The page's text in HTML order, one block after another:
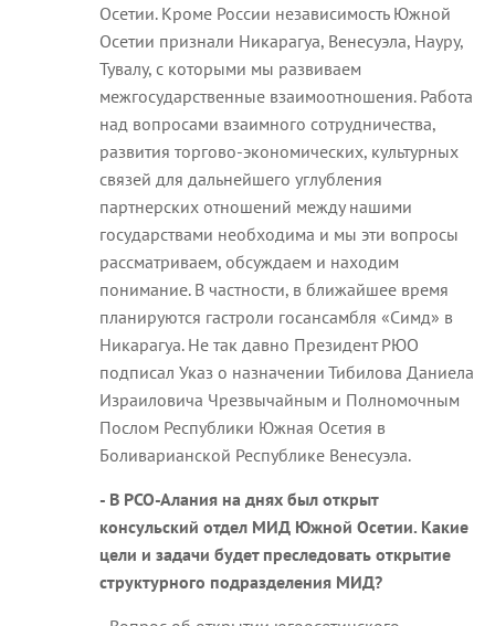
Осетии. Кроме России независимость Южной
Осетии признали Никарагуа, Венесуэла, Науру,
Тувалу, с которыми мы развиваем
межгосударственные взаимоотношения. Работа
над вопросами взаимного сотрудничества,
развития торгово-экономических, культурных
связей для дальнейшего углубления
партнерских отношений между нашими
государствами необходима и мы эти вопросы
рассматриваем, обсуждаем и находим
понимание. В частности, в ближайшее время
планируются гастроли госансамбля «Симд» в
Никарагуа. Не так давно Президент РЮО
подписал Указ о назначении Тибилова Даниела
Израиловича Чрезвычайным и Полномочным
Послом Республики Южная Осетия в
Боливарианской Республике Венесуэла.
- В РСО-Алания на днях был открыт
консульский отдел МИД Южной Осетии. Какие
цели и задачи будет преследовать открытие
структурного подразделения МИД?